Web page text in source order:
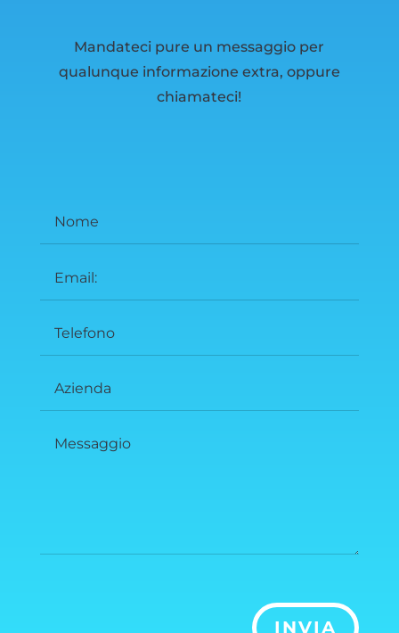
Mandateci pure un messaggio per
qualunque informazione extra, oppure
chiamateci!
INVIA